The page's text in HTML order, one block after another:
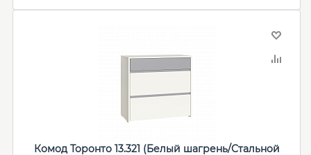
Комод Торонто 13.321 (Белый шагрень/Стальной